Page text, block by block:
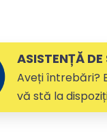
ASISTENȚĂ
Aveți întrebări?
vă stă la